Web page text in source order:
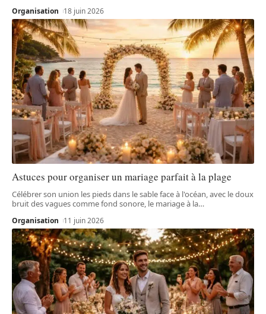
Organisation 18 juin 2026
Astuces pour organiser un mariage parfait à la plage
Célébrer son union les pieds dans le sable face à l'océan, avec le doux
bruit des vagues comme fond sonore, le mariage à la…
Organisation 11 juin 2026